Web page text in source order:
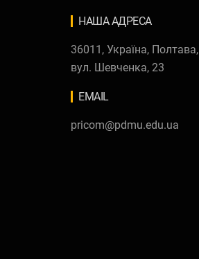
НАША AДРЕСА
36011, Україна, Полтава,
вул. Шевченка, 23
EMAIL
pricom@pdmu.edu.ua